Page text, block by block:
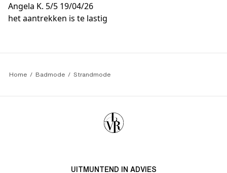
Angela K. 5/5 19/04/26
het aantrekken is te lastig
Home Badmode Strandmode
UITMUNTEND IN ADVIES